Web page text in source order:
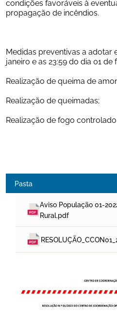
condições favoráveis à
propagação de incêndios.
Medidas preventivas a adotar
janeiro e as 23:59 do dia 01
Realização de queima de
Realização de queimadas;
Realização de fogo controlado
Pasta
Aviso População 01-
Rural.pdf